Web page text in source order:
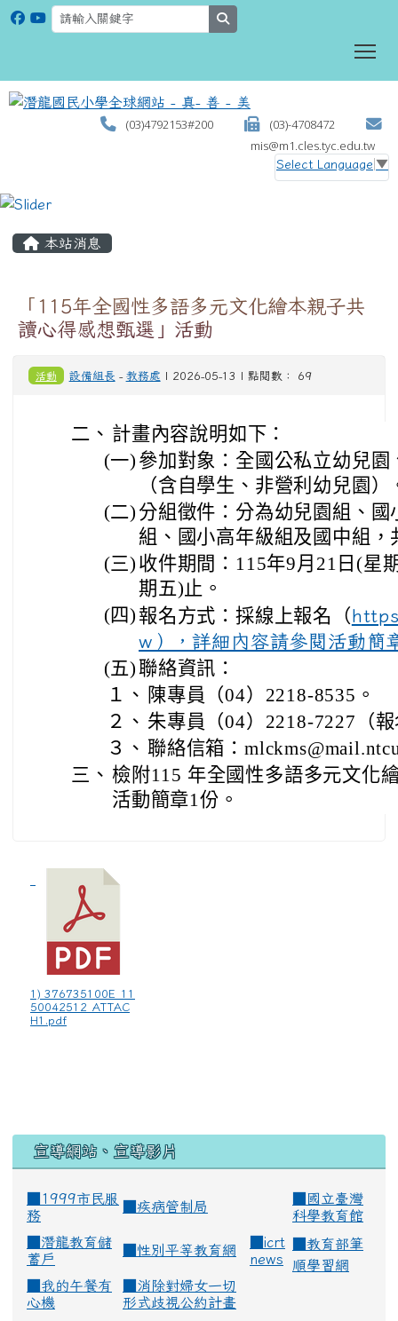
(03)4792153#200
(03)-4708472
mis@m1.cles.tyc.edu.tw
Select Language ▼
本站消息
「115年全國性多語多元文化繪本親子共
讀心得感想甄選」活動
活動 設備組長 - 教務處 | 2026-05-13 | 點閱數： 69
二、 計畫內容說明如下：
(一) 參加對象：全國公私立幼兒
（含自學生、非營利幼兒園）
(二) 分組徵件：分為幼兒園組、
組、國小高年級組及國中組，
(三) 收件期間：115年9月21日(星
期五)止。
(四) 報名方式：採線上報名（
w），詳細內容請參閱活動簡
(五) 聯絡資訊：
１、 陳專員（04）2218-8535。
２、 朱專員（04）2218-7227（
３、 聯絡信箱：
三、 檢附115 年全國性多語多元文化
活動簡章1份。
1) 376735100E_11
50042512_ATTAC
H1.pdf
宣導網站、宣導影片
■1999市民服
務
疾病管制局
國立臺灣
科學教育館
潛龍教育儲
蓄戶
性別平等教育網
icrt
news
教育部筆
順學習網
我的午餐有
心機
消除對婦女一切
形式歧視公約計畫